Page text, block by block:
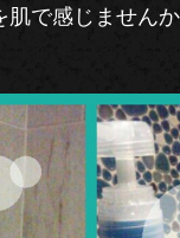
で感じませんか